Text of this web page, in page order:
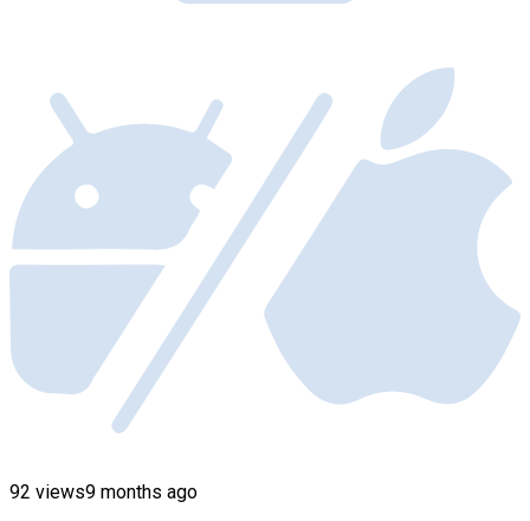
92 views9 months ago